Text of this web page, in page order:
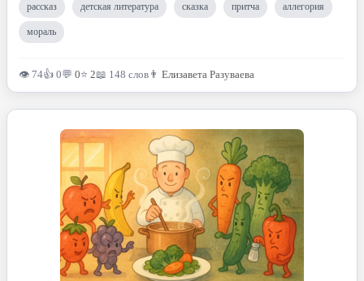
рассказ детская литература сказка притча аллегория
мораль
👁 74👍 0💬 0⭐ 2📖 148 слов 👨 Елизавета Разуваева